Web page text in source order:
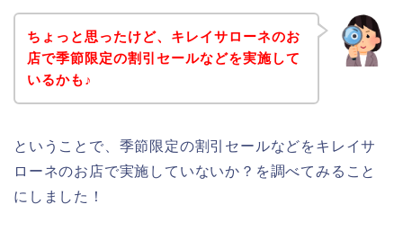
ちょっと思ったけど、キレイサローネのお
店で季節限定の割引セールなどを実施して
いるかも♪
ということで、季節限定の割引セールなどをキレイサ
ローネのお店で実施していないか？を調べてみること
にしました！